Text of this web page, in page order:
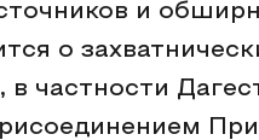
и
о
частности